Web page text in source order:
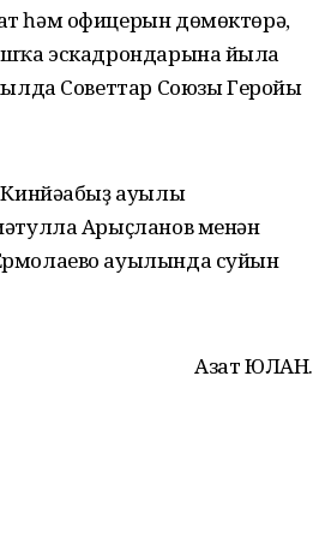
һәм офицерын дөмөктөрә,
эскадрондарына йылға
Советтар Союзы Геройы
Кинйәабыҙ ауылы
Арыҫланов менән
ауылында суйын
Азат ЮЛАН.